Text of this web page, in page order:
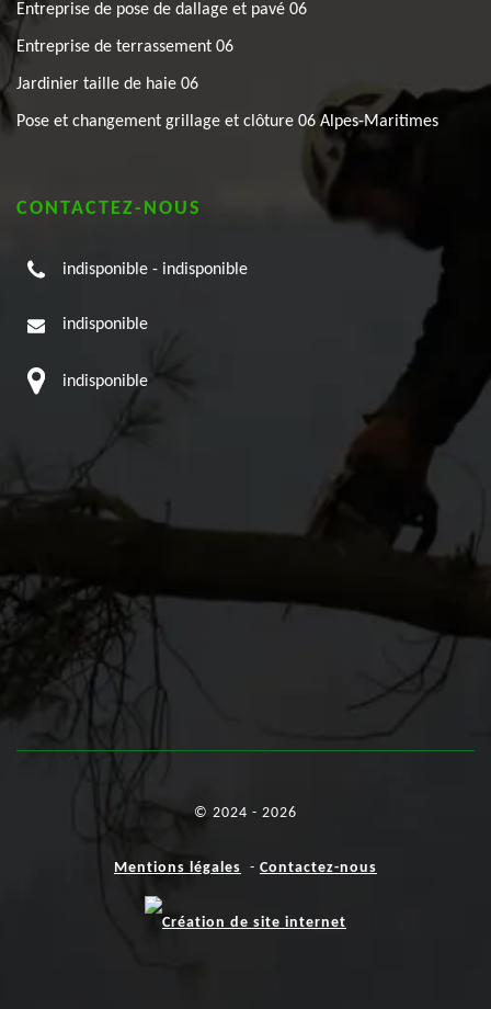
Entreprise de pose de dallage et pavé 06
Entreprise de terrassement 06
Jardinier taille de haie 06
Pose et changement grillage et clôture 06 Alpes-Maritimes
CONTACTEZ-NOUS
indisponible - indisponible
indisponible
indisponible
© 2024 - 2026
Mentions légales - Contactez-nous